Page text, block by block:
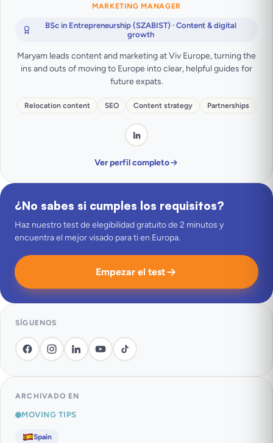
MARKETING MANAGER
BSc in Entrepreneurship (SZABIST) · Content & digital
growth
Maryam leads content and marketing at Viv Europe, turning the
ins and outs of moving to Europe into clear, helpful guides for
future expats.
Relocation content SEO Content strategy Partnerships
Ver perfil completo
¿No sabes si cumples los requisitos?
Haz nuestro test de elegibilidad gratuito de 2 minutos y
encuentra el mejor visado para ti en Europa.
Empezar el test
SÍGUENOS
ARCHIVADO EN
MOVING TIPS
Spain